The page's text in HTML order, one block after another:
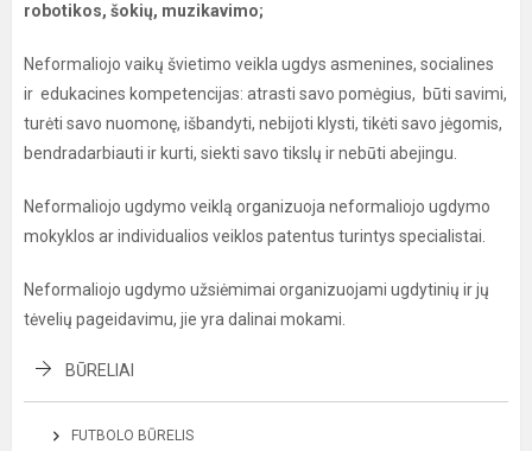
robotikos, šokių, muzikavimo;
Neformaliojo vaikų švietimo veikla ugdys asmenines, socialines
ir edukacines kompetencijas: atrasti savo pomėgius, būti savimi,
turėti savo nuomonę, išbandyti, nebijoti klysti, tikėti savo jėgomis,
bendradarbiauti ir kurti, siekti savo tikslų ir nebūti abejingu.
Neformaliojo ugdymo veiklą organizuoja neformaliojo ugdymo
mokyklos ar individualios veiklos patentus turintys specialistai.
Neformaliojo ugdymo užsiėmimai organizuojami ugdytinių ir jų
tėvelių pageidavimu, jie yra dalinai mokami.
BŪRELIAI
FUTBOLO BŪRELIS